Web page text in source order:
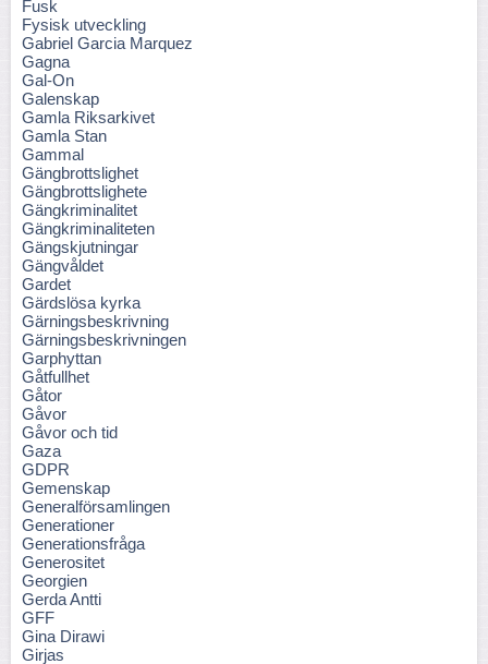
Fusk
Fysisk utveckling
Gabriel Garcia Marquez
Gagna
Gal-On
Galenskap
Gamla Riksarkivet
Gamla Stan
Gammal
Gängbrottslighet
Gängbrottslighete
Gängkriminalitet
Gängkriminaliteten
Gängskjutningar
Gängvåldet
Gardet
Gärdslösa kyrka
Gärningsbeskrivning
Gärningsbeskrivningen
Garphyttan
Gåtfullhet
Gåtor
Gåvor
Gåvor och tid
Gaza
GDPR
Gemenskap
Generalförsamlingen
Generationer
Generationsfråga
Generositet
Georgien
Gerda Antti
GFF
Gina Dirawi
Girjas